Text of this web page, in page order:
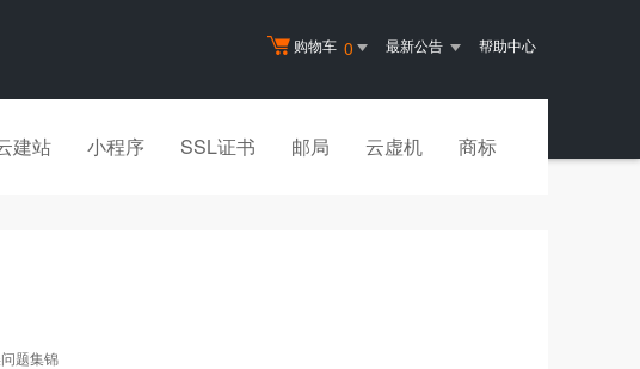
购物车 0 最新公告 帮助中心
建站 小程序 SSL证书 邮局 云虚机 商标
题集锦